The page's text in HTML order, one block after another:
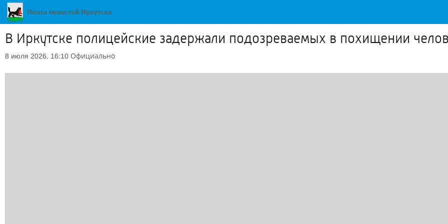
В Иркутске полицейские задержали подозреваемых в похищении
8 июля 2026, 16:10 Официально